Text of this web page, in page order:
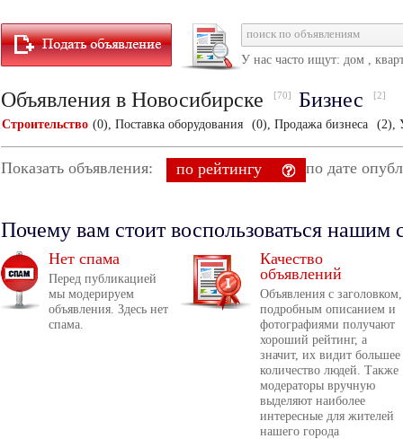
У нас часто ищут: дом ,
Объявления в Новосибирске [70] Бизнес [2]
Строительство (0), Поставка оборудования (0), Продажа бизнеса (2),
Показать объявления: по рейтингу по дате
Почему вам стоит воспользоваться нашим
Нет спама
Перед публикацией
мы модерируем
объявления. Здесь нет
спама.
Качество
объявлений
Объявления с заголовком,
подробным описанием и
фотографиями получают
хороший рейтинг, а
значит, их видит большее
количество людей. Также
модераторы вручную
выделяют наиболее
интересные для жителей
нашего города